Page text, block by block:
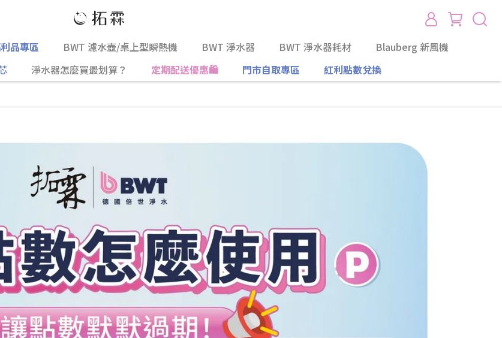
品專區 BWT 濾水壺/桌上型瞬熱機 BWT 淨水器 BWT 淨水器耗材
Blauberg 新風機
淨水器怎麼買最划算？ 定期配送優惠🛍️ 門市自取專區 紅利點數兌換